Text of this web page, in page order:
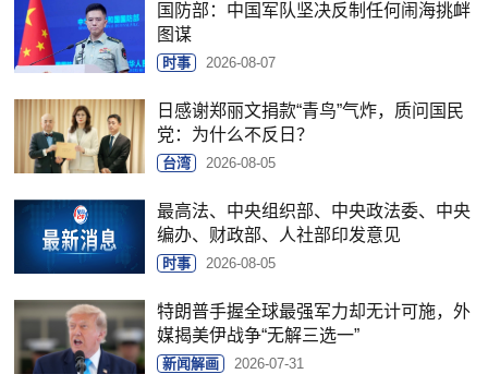
国防部：中国军队坚决反制任何闹海挑衅
图谋
时事 2026-08-07
日感谢郑丽文捐款“青鸟”气炸，质问国民
党：为什么不反日？
台湾 2026-08-05
最高法、中央组织部、中央政法委、中央
编办、财政部、人社部印发意见
时事 2026-08-05
特朗普手握全球最强军力却无计可施，外
媒揭美伊战争“无解三选一”
新闻解画 2026-07-31